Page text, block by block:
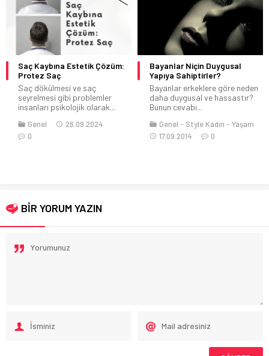
Saç Kaybına Estetik Çözüm:
Protez Saç
Saç dökülmesi ve saç
seyrelmesi gibi problemler
insanları psikolojik olarak...
Genel
26.09.2024
0
Bayanlar Niçin Duygusal
Yapıya Sahiptirler?
Bayanlar erkeklere göre neden
daha duygusal ve hassastır?
Bunun cevabı...
Genel Style Kadın
Yaşam
17.09.2014
0
BİR YORUM YAZIN